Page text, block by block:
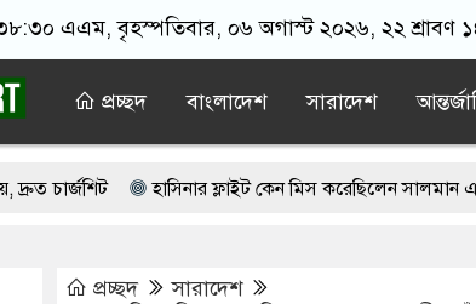
এএম, বৃহস্পতিবার, ০৬ অগাস্ট ২০২৬, ২২ শ্রাবণ
প্রচ্ছদ বাংলাদেশ সারাদেশ
হাসিনার ফ্লাইট কেন মিস করেছিলেন সালমান এফ রহমান?
পেলেন বিএনপির ৬ নেতা ১৬ আগস্ট কিশোরগঞ্জে ফ্যামিলি কার্ড
প্রচ্ছদ
সারাদেশ